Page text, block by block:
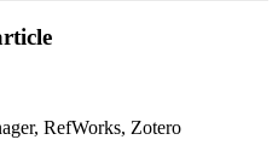
RefWorks, Zotero